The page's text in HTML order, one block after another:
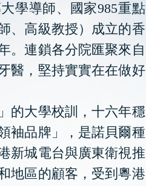
學導師、國家985重點
、高級教授）成立的香
。連鎖各分院匯聚來自
醫，堅持實實在在做好
的大學校訓，十六年穩
袖品牌」，是諾貝爾種
新城電台與廣東衛視推
地區的顧客，受到粵港